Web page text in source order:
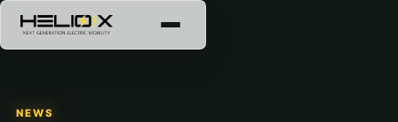
NEWS